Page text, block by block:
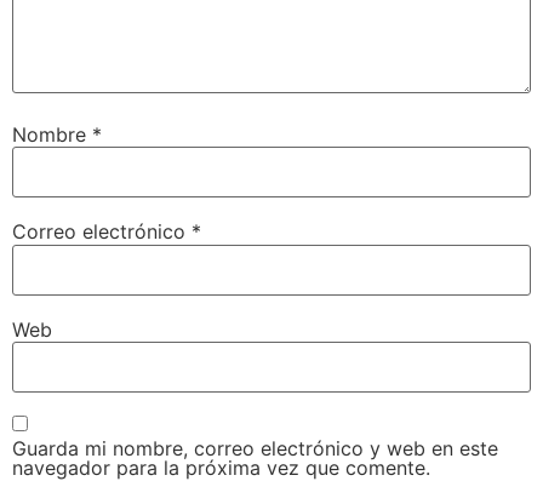
Nombre *
Correo electrónico *
Web
Guarda mi nombre, correo electrónico y web en este
navegador para la próxima vez que comente.